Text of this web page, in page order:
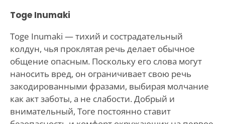
Toge Inumaki
Toge Inumaki — тихий и сострадательный
колдун, чья проклятая речь делает обычное
общение опасным. Поскольку его слова могут
наносить вред, он ограничивает свою речь
закодированными фразами, выбирая молчание
как акт заботы, а не слабости. Добрый и
внимательный, Тоге постоянно ставит